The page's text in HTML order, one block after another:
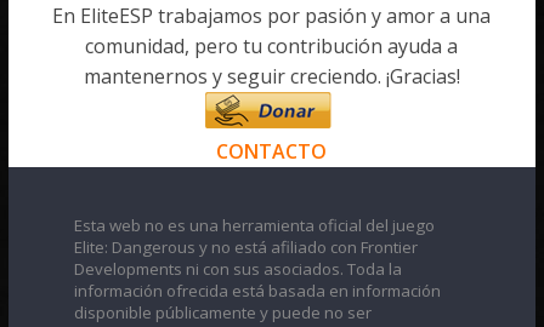
En EliteESP trabajamos por pasión y amor a una
comunidad, pero tu contribución ayuda a
mantenernos y seguir creciendo. ¡Gracias!
CONTACTO
Esta web no es una herramienta oficial del juego
Elite: Dangerous y no está afiliado con Frontier
Developments ni con sus asociados. Toda la
información ofrecida está basada en información
disponible públicamente y puede no ser